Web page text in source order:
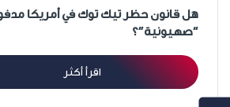
هل قانون حظر تيك توك في أمريكا
“صهيونية”؟
اقرأ أكثر